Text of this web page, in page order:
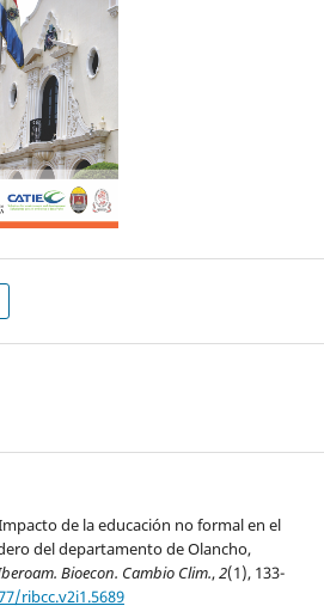
de la educación no formal en el
del departamento de Olancho,
Bioecon. Cambio Clim.,2(1), 133-
ribcc.v2i1.5689